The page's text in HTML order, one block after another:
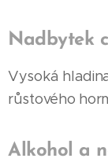
Nadbytek
Vysoká
růstového
Alkohol a